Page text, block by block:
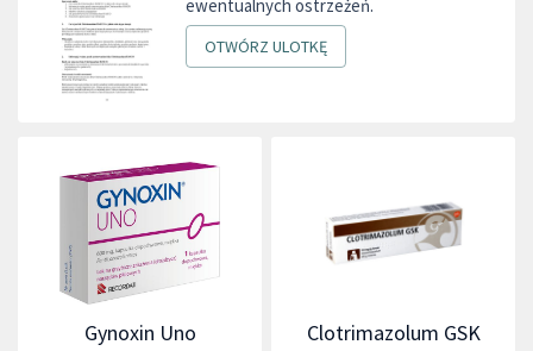
ewentualnych ostrzeżeń.
OTWÓRZ ULOTKĘ
Gynoxin Uno Clotrimazolum GSK